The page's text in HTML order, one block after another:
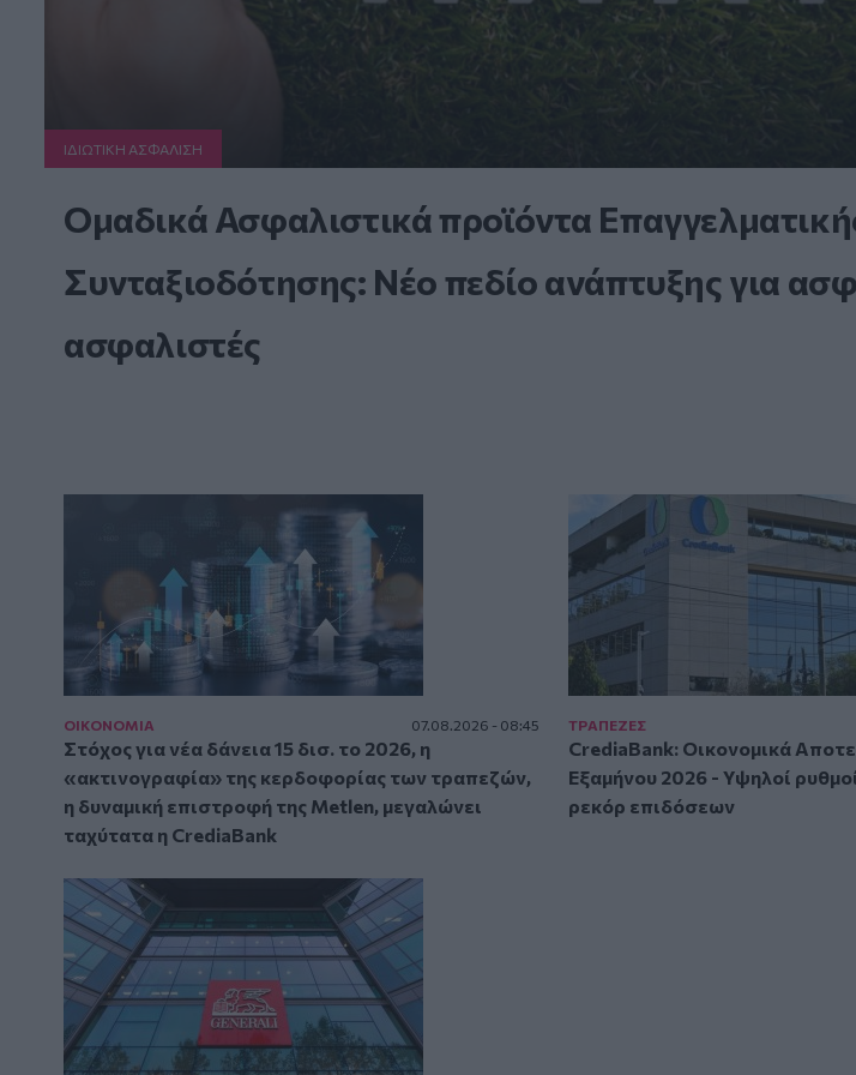
ΙΔΙΩΤΙΚΗ ΑΣΦAΛΙΣΗ
Ομαδικά Ασφαλιστικά προϊόντα
Συνταξιοδότησης: Νέο πεδίο ανάπτυξης για
ασφαλιστές
ΟΙΚΟΝΟΜΙΑ 07.08.2026 - 08:45
Στόχος για νέα δάνεια 15 δισ. το 2026, η
«ακτινογραφία» της κερδοφορίας των τραπεζών,
η δυναμική επιστροφή της Metlen, μεγαλώνει
ταχύτατα η CrediaBank
ΤΡAΠΕΖΕΣ
CrediaBank: Οικονομικά
Εξαμήνου 2026 - Υψηλοί
ρεκόρ επιδόσεων